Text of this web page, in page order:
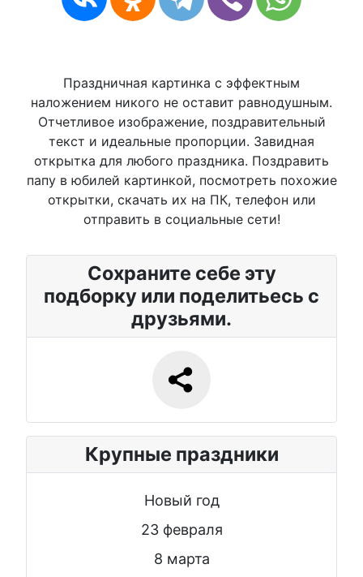
Праздничная картинка с эффектным
наложением никого не оставит равнодушным.
Отчетливое изображение, поздравительный
текст и идеальные пропорции. Завидная
открытка для любого праздника. Поздравить
папу в юбилей картинкой, посмотреть похожие
открытки, скачать их на ПК, телефон или
отправить в социальные сети!
Сохраните себе эту
подборку или поделитьесь с
друзьями.
Крупные праздники
Новый год
23 февраля
8 марта